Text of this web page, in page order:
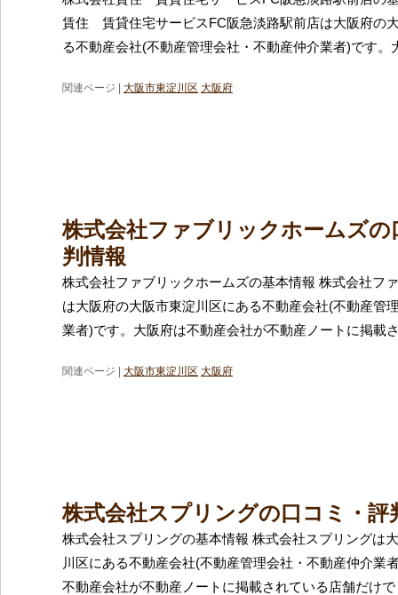
賃住 賃貸住宅サービスFC阪急淡路駅前店は大阪府の
る不動産会社(不動産管理会社・不動産仲介業者)です。
関連ページ | 大阪市東淀川区 大阪府
株式会社ファブリックホームズの
判情報
株式会社ファブリックホームズの基本情報 株式会社フ
は大阪府の大阪市東淀川区にある不動産会社(不動産管
業者)です。大阪府は不動産会社が不動産ノートに掲載
関連ページ | 大阪市東淀川区 大阪府
株式会社スプリングの口コミ・評
株式会社スプリングの基本情報 株式会社スプリングは
川区にある不動産会社(不動産管理会社・不動産仲介業
不動産会社が不動産ノートに掲載されている店舗だけ